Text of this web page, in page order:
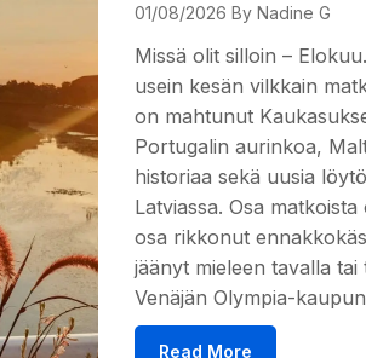
01/08/2026 By Nadine G
Missä olit silloin –
usein kesän vilkkain
on mahtunut
Portugalin aurinkoa,
historiaa sekä uusia
Latviassa. Osa
osa rikkonut
jäänyt mieleen tavalla
Venäjän Olympia-
Read More